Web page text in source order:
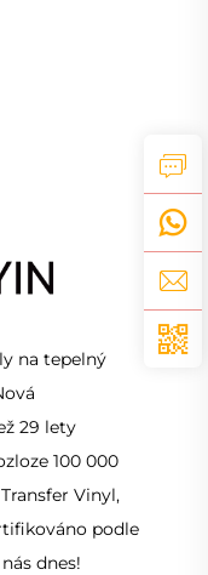
na tepelný
29 lety
100 000
Vinyl,
podle
dnes!